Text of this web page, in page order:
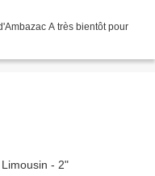
A très bientôt pour